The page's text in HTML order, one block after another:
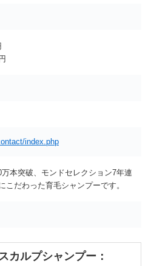
index.php
本突破、モンドセレクション7年連
こだわった育毛シャンプーです。
カルプシャンプー：